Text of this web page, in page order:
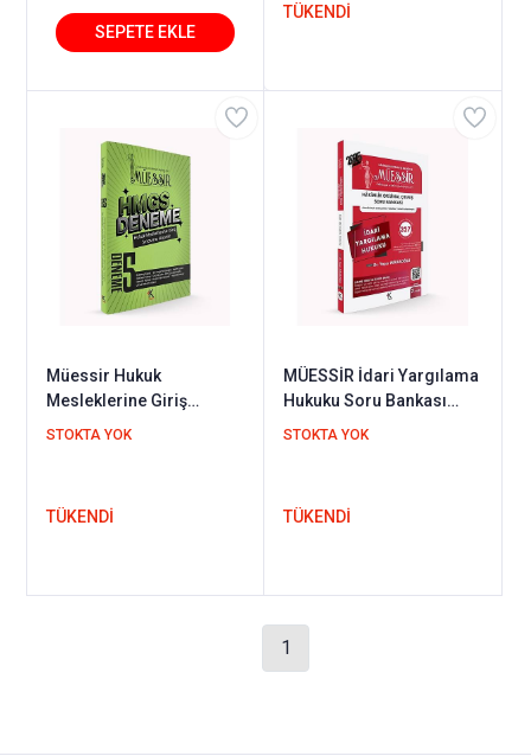
TÜKENDİ
Müessir Hukuk
Mesleklerine Giriş
Sınavına (HMGS)
STOKTA YOK
TÜKENDİ
MÜESSİR İdari Yargılama
Hukuku Soru Bankası
Yaşar Mirzaoğlu Kuram
STOKTA YOK
TÜKENDİ
1